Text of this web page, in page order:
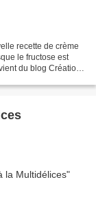
recette de crème
le fructose est
du blog Création